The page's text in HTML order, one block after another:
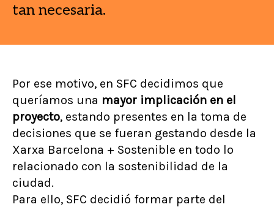
tan necesaria.
Por ese motivo, en SFC decidimos que
queríamos una mayor implicación en el
proyecto, estando presentes en la toma de
decisiones que se fueran gestando desde la
Xarxa Barcelona + Sostenible en todo lo
relacionado con la sostenibilidad de la
ciudad.
Para ello, SFC decidió formar parte del